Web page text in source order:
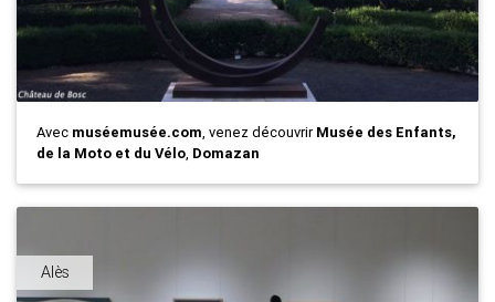
Avec muséemusée.com, venez découvrirMusée des Enfants,
de la Moto et du Vélo, Domazan
Alès